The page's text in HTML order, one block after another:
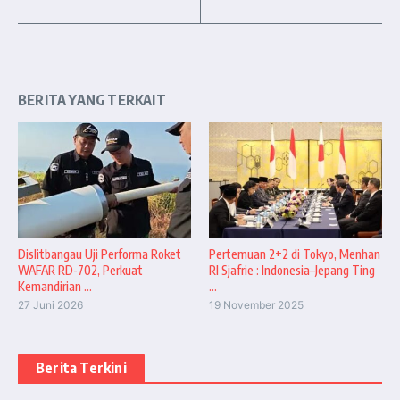
BERITA YANG TERKAIT
Dislitbangau Uji Performa Roket
WAFAR RD-702, Perkuat
Kemandirian ...
27 Juni 2026
Pertemuan 2+2 di Tokyo, Menhan
RI Sjafrie : Indonesia–Jepang Ting
...
19 November 2025
Berita Terkini